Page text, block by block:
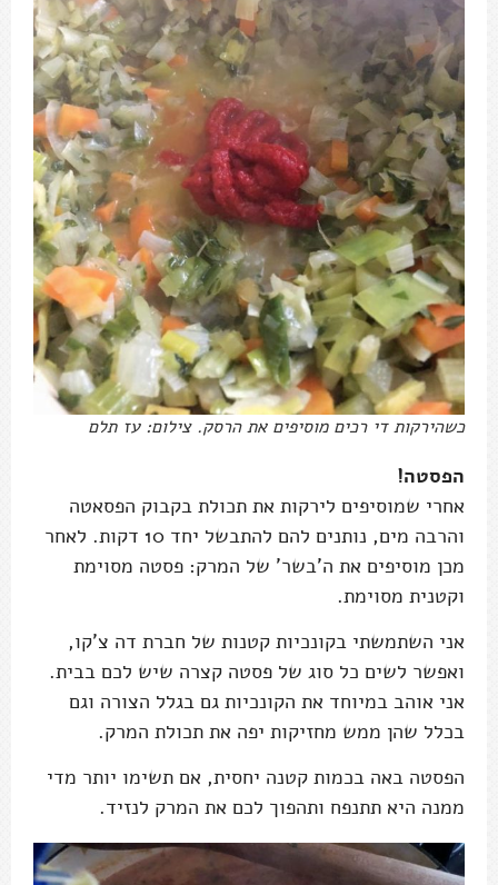
כשהירקות די רכים מוסיפים את הרסק. צילום: עז תלם
הפסטה!
אחרי שמוסיפים לירקות את תכולת בקבוק הפסאטה
והרבה מים, נותנים להם להתבשל יחד 10 דקות. לאחר
מכן מוסיפים את ה'בשר' של המרק: פסטה מסוימת
וקטנית מסוימת.
אני השתמשתי בקונכיות קטנות של חברת דה צ'קו,
ואפשר לשים כל סוג של פסטה קצרה שיש לכם בבית.
אני אוהב במיוחד את הקונכיות גם בגלל הצורה וגם
בכלל שהן ממש מחזיקות יפה את תכולת המרק.
הפסטה באה בכמות קטנה יחסית, אם תשימו יותר מדי
ממנה היא תתנפח ותהפוך לכם את המרק לנזיד.